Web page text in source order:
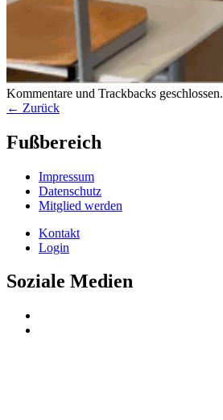
Kommentare und Trackbacks geschlossen.
← Zurück
Fußbereich
Impressum
Datenschutz
Mitglied werden
Kontakt
Login
Soziale Medien